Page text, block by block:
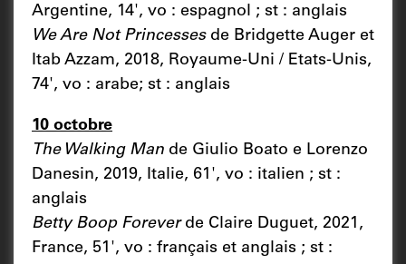
Argentine, 14', vo : espagnol ; st : anglais
We Are Not Princessesde Bridgette Auger et
Itab Azzam, 2018, Royaume-Uni / Etats-Unis,
74', vo : arabe; st : anglais
10 octobre
The Walking Man de Giulio Boato e Lorenzo
Danesin, 2019, Italie, 61', vo : italien ; st :
anglais
Betty Boop Foreverde Claire Duguet, 2021,
France, 51', vo : français et anglais ; st :